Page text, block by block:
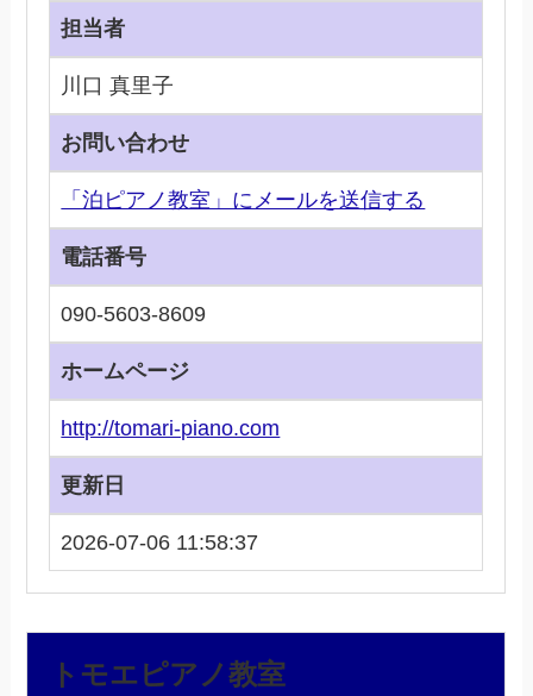
担当者
川口 真里子
お問い合わせ
「泊ピアノ教室」にメールを送信する
電話番号
090-5603-8609
ホームページ
http://tomari-piano.com
更新日
2026-07-06 11:58:37
トモエピアノ教室